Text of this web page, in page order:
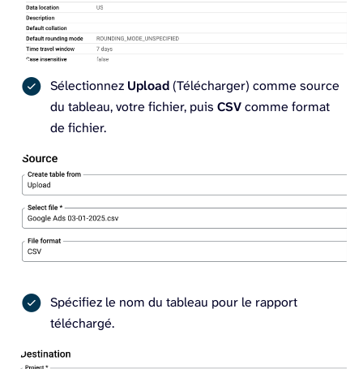
Sélectionnez Upload(Télécharger) comme source
du tableau, votre fichier, puis CSVcomme format
de fichier.
Spécifiez le nom du tableau pour le rapport
téléchargé.